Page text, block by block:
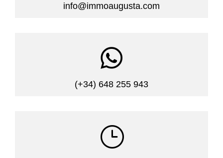
info@immoaugusta.com

(+34) 648 255 943
}